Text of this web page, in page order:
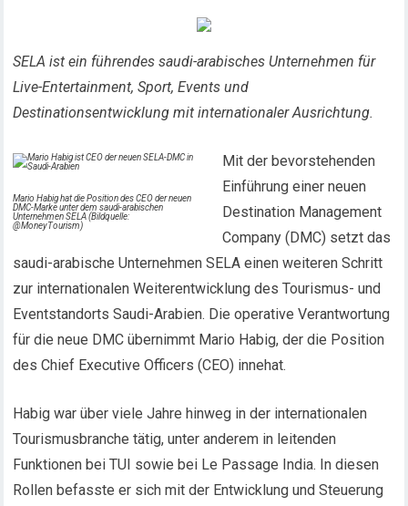
SELA ist ein führendes saudi-arabisches Unternehmen für
Live-Entertainment, Sport, Events und
Destinationsentwicklung mit internationaler Ausrichtung.
Mario Habig hat die Position des CEO der neuen
DMC-Marke unter dem saudi-arabischen
Unternehmen SELA (Bildquelle:
@MoneyTourism)
Mit der bevorstehenden
Einführung einer neuen
Destination Management
Company (DMC) setzt das
saudi-arabische Unternehmen SELA einen weiteren Schritt
zur internationalen Weiterentwicklung des Tourismus- und
Eventstandorts Saudi-Arabien. Die operative Verantwortung
für die neue DMC übernimmt Mario Habig, der die Position
des Chief Executive Officers (CEO) innehat.
Habig war über viele Jahre hinweg in der internationalen
Tourismusbranche tätig, unter anderem in leitenden
Funktionen bei TUI sowie bei Le Passage India. In diesen
Rollen befasste er sich mit der Entwicklung und Steuerung